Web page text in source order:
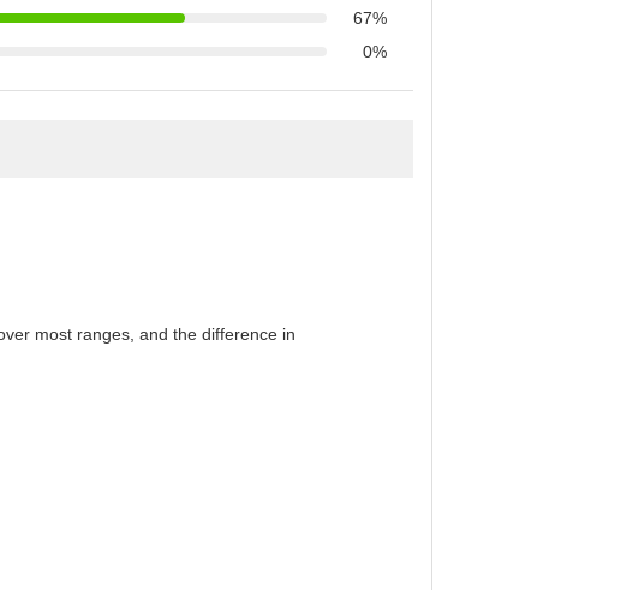
67%
0%
most ranges, and the difference in